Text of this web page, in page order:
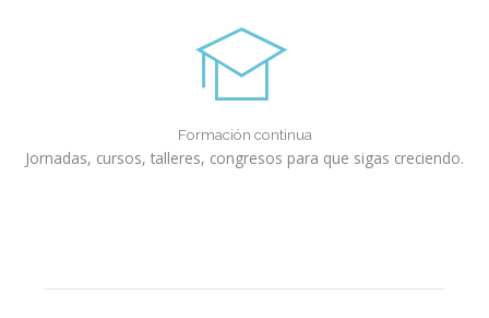
Formación continua
Jornadas, cursos, talleres, congresos para que sigas creciendo.